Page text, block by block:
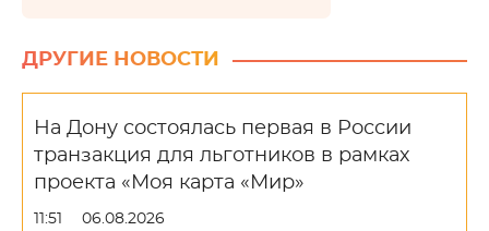
ДРУГИЕ НОВОСТИ
На Дону состоялась первая в России
транзакция для льготников в рамках
проекта «Моя карта «Мир»
11:51 06.08.2026